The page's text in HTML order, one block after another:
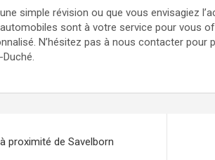
simple révision ou que vous envisagiez
sont à votre service pour vous
N’hésitez pas à nous contacter pour
proximité de Savelborn